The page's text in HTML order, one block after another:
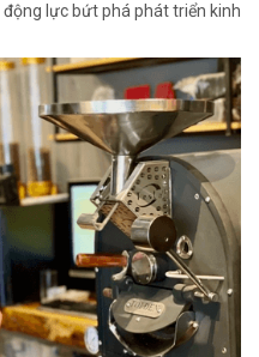
lực bứt phá phát triển kinh